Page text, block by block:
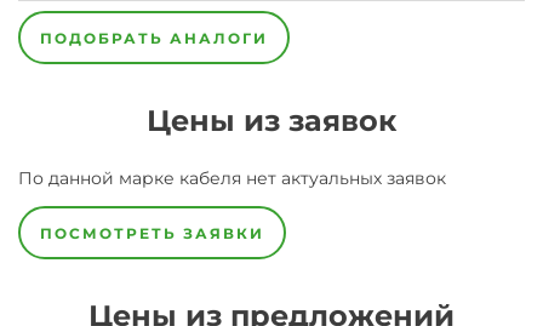
ПОДОБРАТЬ АНАЛОГИ
Цены из заявок
По данной марке кабеля нет актуальных заявок
ПОСМОТРЕТЬ ЗАЯВКИ
Цены из предложений